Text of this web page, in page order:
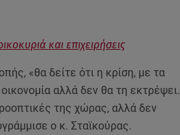
και επιχειρήσεις
«θα δείτε ότι η κρίση, με τα
αλλά δεν θα τη εκτρέψει.
της χώρας, αλλά δεν
ο κ. Σταϊκούρας.